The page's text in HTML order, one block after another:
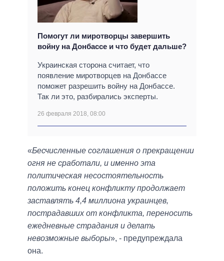
Помогут ли миротворцы завершить
войну на Донбассе и что будет дальше?
Украинская сторона считает, что
появление миротворцев на Донбассе
поможет разрешить войну на Донбассе.
Так ли это, разбирались эксперты.
26 февраля 2018, 08:00
«Бесчисленные соглашения о прекращении
огня не сработали, и именно эта
политическая несостоятельность
положить конец конфликту продолжает
заставлять 4,4 миллиона украинцев,
пострадавших от конфликта, переносить
ежедневные страдания и делать
невозможные выборы», - предупреждала
она.